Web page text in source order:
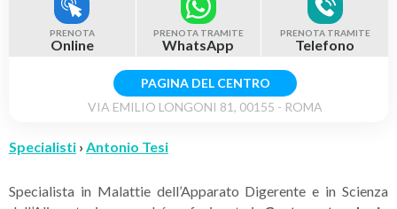
PRENOTA
Online
PRENOTA TRAMITE
WhatsApp
PRENOTA TRAMITE
Telefono
PAGINA DEL CENTRO
VIA EMILIO LONGONI 81, 00155 - ROMA
Specialisti › Antonio Tesi
Specialista in Malattie dell’Apparato Digerente e in Scienza